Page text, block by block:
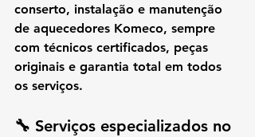
conserto, instalação e manutenção
de aquecedores Komeco, sempre
com técnicos certificados, peças
originais e garantia total em todos
os serviços.
🔧 Serviços especializados no